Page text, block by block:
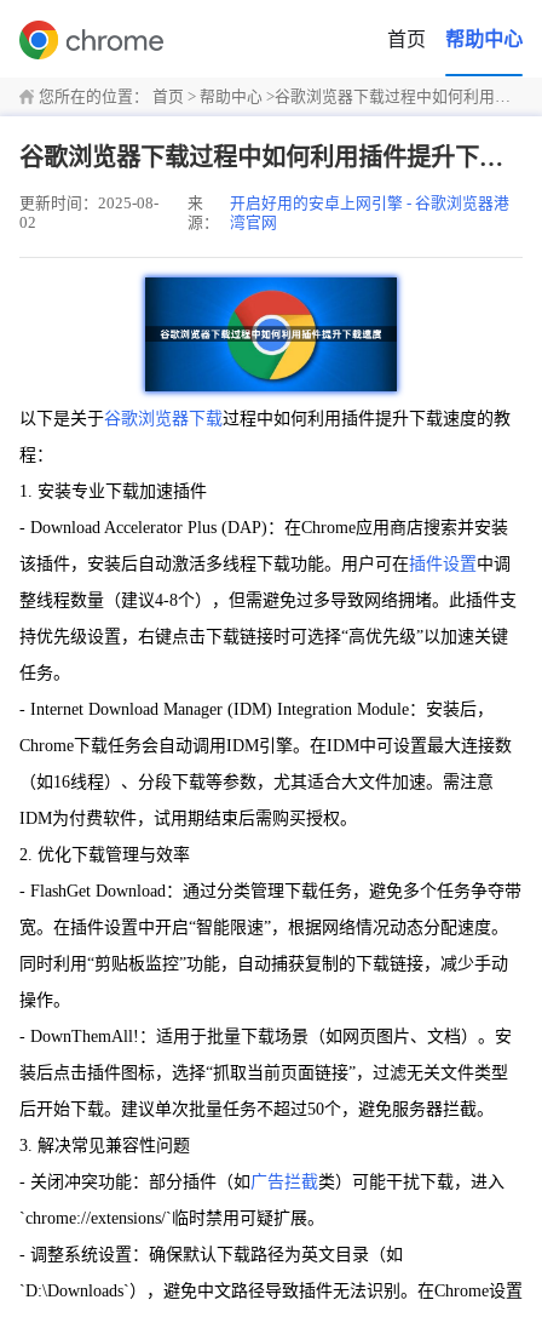
首页 帮助中心
您所在的位置： 首页 > 帮助中心 >谷歌浏览器下载过程中如何利用插件提升下载速度
谷歌浏览器下载过程中如何利用插件提升下载速度
更新时间：2025-08-
02
来
源：
开启好用的安卓上网引擎 - 谷歌浏览器港
湾官网
以下是关于谷歌浏览器下载过程中如何利用插件提升下载速度的教
程：
1. 安装专业下载加速插件
- Download Accelerator Plus (DAP)：在Chrome应用商店搜索并安装
该插件，安装后自动激活多线程下载功能。用户可在插件设置中调
整线程数量（建议4-8个），但需避免过多导致网络拥堵。此插件支
持优先级设置，右键点击下载链接时可选择“高优先级”以加速关键
任务。
- Internet Download Manager (IDM) Integration Module：安装后，
Chrome下载任务会自动调用IDM引擎。在IDM中可设置最大连接数
（如16线程）、分段下载等参数，尤其适合大文件加速。需注意
IDM为付费软件，试用期结束后需购买授权。
2. 优化下载管理与效率
- FlashGet Download：通过分类管理下载任务，避免多个任务争夺带
宽。在插件设置中开启“智能限速”，根据网络情况动态分配速度。
同时利用“剪贴板监控”功能，自动捕获复制的下载链接，减少手动
操作。
- DownThemAll!：适用于批量下载场景（如网页图片、文档）。安
装后点击插件图标，选择“抓取当前页面链接”，过滤无关文件类型
后开始下载。建议单次批量任务不超过50个，避免服务器拦截。
3. 解决常见兼容性问题
- 关闭冲突功能：部分插件（如 广告拦截类）可能干扰下载，进入
`chrome://extensions/`临时禁用可疑扩展。
- 调整系统设置：确保默认下载路径为英文目录（如
`D:\Downloads`），避免中文路径导致插件无法识别。在Chrome设置